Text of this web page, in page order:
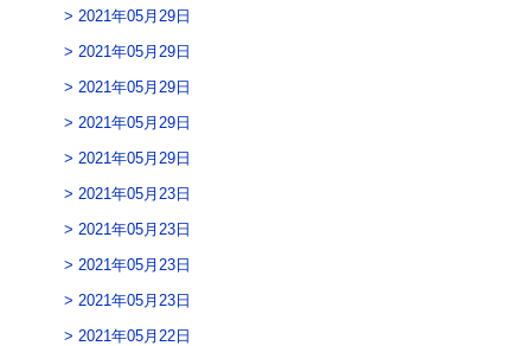
2021年05月29日
2021年05月29日
2021年05月29日
2021年05月29日
2021年05月29日
2021年05月23日
2021年05月23日
2021年05月23日
2021年05月23日
2021年05月22日